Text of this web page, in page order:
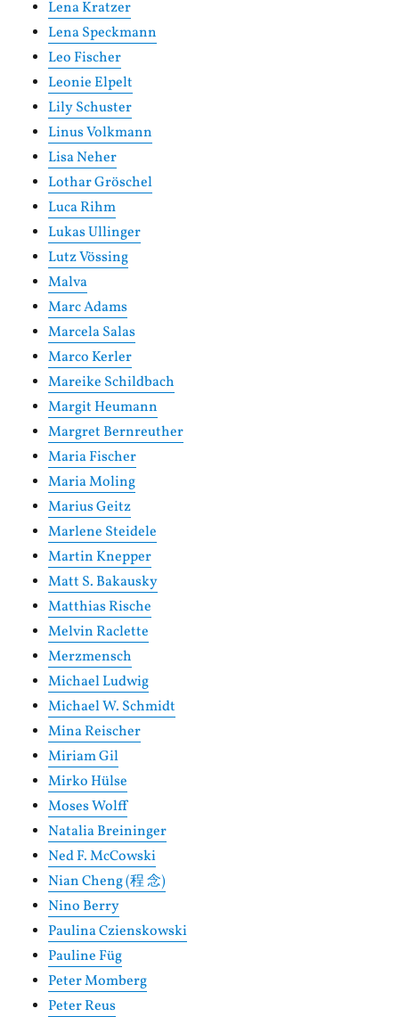
Lena Kratzer
Lena Speckmann
Leo Fischer
Leonie Elpelt
Lily Schuster
Linus Volkmann
Lisa Neher
Lothar Gröschel
Luca Rihm
Lukas Ullinger
Lutz Vössing
Malva
Marc Adams
Marcela Salas
Marco Kerler
Mareike Schildbach
Margit Heumann
Margret Bernreuther
Maria Fischer
Maria Moling
Marius Geitz
Marlene Steidele
Martin Knepper
Matt S. Bakausky
Matthias Rische
Melvin Raclette
Merzmensch
Michael Ludwig
Michael W. Schmidt
Mina Reischer
Miriam Gil
Mirko Hülse
Moses Wolff
Natalia Breininger
Ned F. McCowski
Nian Cheng (程 念)
Nino Berry
Paulina Czienskowski
Pauline Füg
Peter Momberg
Peter Reus